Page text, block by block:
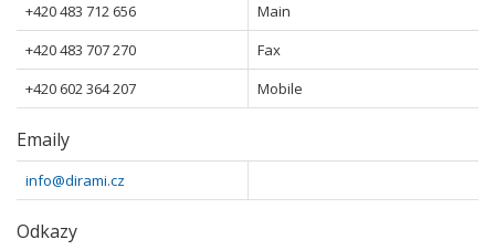
+420 483 712 656
Main
+420 483 707 270
Fax
+420 602 364 207
Mobile
Emaily
info@dirami.cz
Odkazy